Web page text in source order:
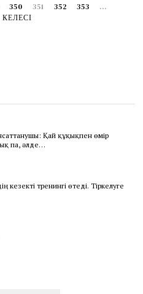
350 351 352 353
…
КЕЛЕСІ
Қай құқықпен өмір
па, әлде…
кезекті тренингі өтеді. Тіркелуге